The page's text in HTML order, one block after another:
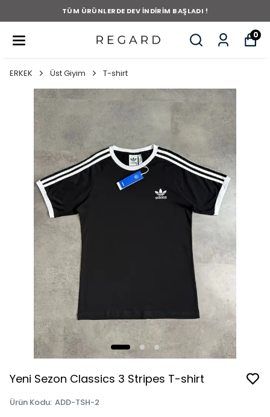
TÜM ÜRÜNLERDE DEV İNDİRİM BAŞLADI !
0
ERKEK Üst Giyim T-shirt
Yeni Sezon Classics 3 Stripes T-shirt
Ürün Kodu: ADD-TSH-2